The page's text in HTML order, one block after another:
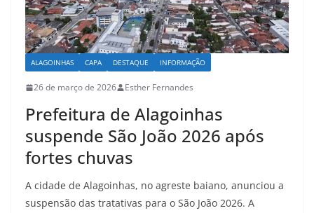
ALAGOINHAS CAPA DESTAQUE INFORMAÇÃO
26 de março de 2026 Esther Fernandes
Prefeitura de Alagoinhas
suspende São João 2026 após
fortes chuvas
A cidade de Alagoinhas, no agreste baiano, anunciou a
suspensão das tratativas para o São João 2026. A